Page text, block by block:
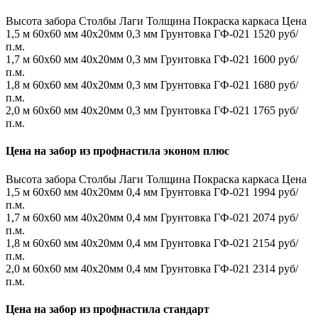
Высота забора Столбы Лаги Толщина Покраска каркаса Цена
1,5 м 60х60 мм 40х20мм 0,3 мм Грунтовка ГФ-021 1520 руб/
п.м.
1,7 м 60х60 мм 40х20мм 0,3 мм Грунтовка ГФ-021 1600 руб/
п.м.
1,8 м 60х60 мм 40х20мм 0,3 мм Грунтовка ГФ-021 1680 руб/
п.м.
2,0 м 60х60 мм 40х20мм 0,3 мм Грунтовка ГФ-021 1765 руб/
п.м.
Цена на забор из профнастила эконом плюс
Высота забора Столбы Лаги Толщина Покраска каркаса Цена
1,5 м 60х60 мм 40х20мм 0,4 мм Грунтовка ГФ-021 1994 руб/
п.м.
1,7 м 60х60 мм 40х20мм 0,4 мм Грунтовка ГФ-021 2074 руб/
п.м.
1,8 м 60х60 мм 40х20мм 0,4 мм Грунтовка ГФ-021 2154 руб/
п.м.
2,0 м 60х60 мм 40х20мм 0,4 мм Грунтовка ГФ-021 2314 руб/
п.м.
Цена на забор из профнастила стандарт